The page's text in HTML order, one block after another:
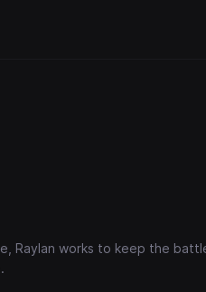
Raylan works to keep the